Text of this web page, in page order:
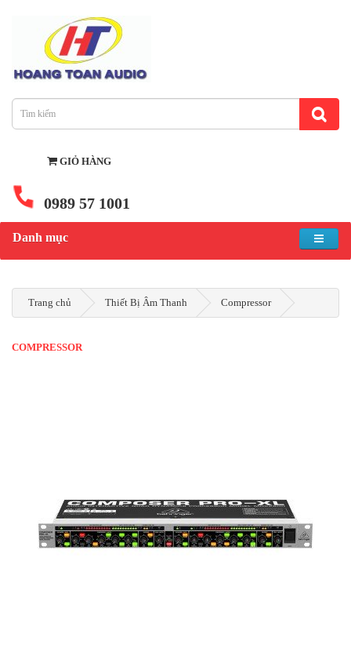
GIỎ HÀNG
0989 57 1001
Danh mục
Trang chủ Thiết Bị Âm Thanh Compressor
COMPRESSOR